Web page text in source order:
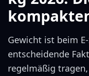
Gewicht ist beim
entscheidende
regelmäßig